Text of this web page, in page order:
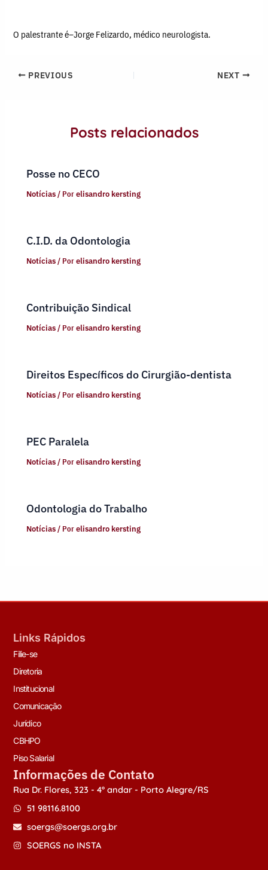
O palestrante é–Jorge Felizardo, médico neurologista.
PREVIOUS NEXT
Posts relacionados
Posse no CECO
Notícias/ Porelisandro kersting
C.I.D. da Odontologia
Notícias/ Porelisandro kersting
Contribuição Sindical
Notícias/ Porelisandro kersting
Direitos Específicos do Cirurgião-dentista
Notícias/ Porelisandro kersting
PEC Paralela
Notícias/ Porelisandro kersting
Odontologia do Trabalho
Notícias/ Porelisandro kersting
Links Rápidos
Filie-se
Diretoria
Institucional
Comunicação
Jurídico
CBHPO
Piso Salarial
Informações de Contato
Rua Dr. Flores, 323 - 4º andar - Porto Alegre/RS
51 98116.8100
soergs@soergs.org.br
SOERGS no INSTA